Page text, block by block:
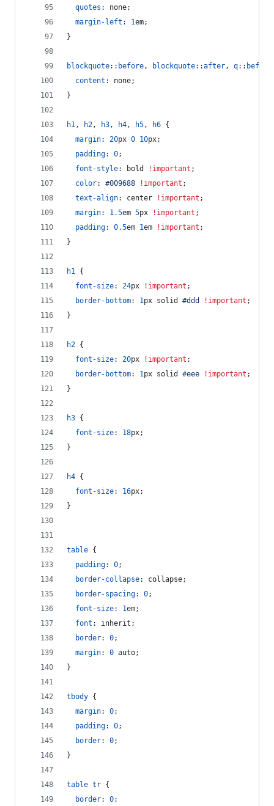
quotes :
none;
margin-left : 1em;
}
blockquote:: before, blockquote::after, q:: before
content :
none;
}
h1, h2, h3, h4, h5, h6 {
margin: 20px 0 10px;
padding: 0;
font-style: bold !important ;
color: #009688 !important ;
text-align: center !important ;
margin: 1.5em 5px !important ;
padding: 0.5em 1em !important ;
}
h1 {
font-size: 24px !important ;
border-bottom: 1px solid #ddd !important ;
}
h2 {
font-size: 20px !important ;
border-bottom: 1px solid #eee !important ;
}
h3 {
font-size: 18px;
}
h4 {
font-size: 16px;
}
table {
padding: 0;
border-collapse:
collapse;
border-spacing: 0;
font-size: 1em;
font :
inherit;
border: 0;
margin: 0 auto;
}
tbody {
margin: 0;
padding: 0;
border: 0;
}
table tr {
border: 0;